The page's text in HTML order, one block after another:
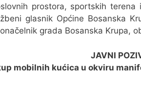
prostora, sportskih terena
glasnik Općine Bosanska
grada Bosanska Krupa,
JAVNI
mobilnih kućica u okviru